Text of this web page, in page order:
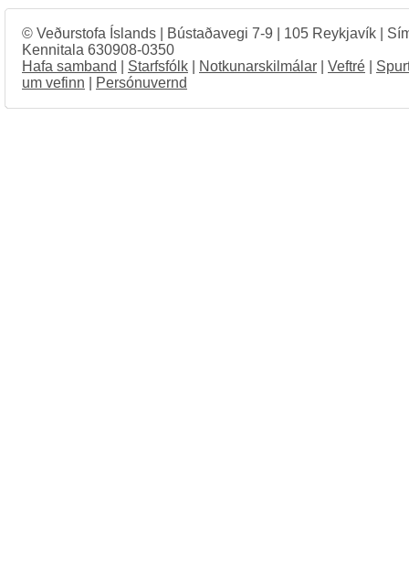
© Veðurstofa Íslands | Bústaðavegi 7-9 | 105 Reykjavík |
Kennitala 630908-0350
Hafa samband
Starfsfólk Notkunarskilmálar Veftré
um vefinn
Persónuvernd